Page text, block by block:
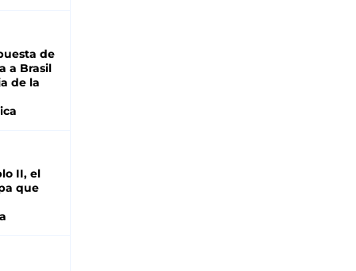
de
a Brasil
de la
II, el
que